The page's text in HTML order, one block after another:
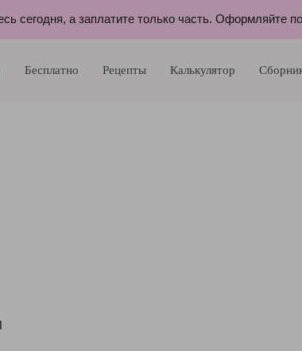
сегодня, а заплатите только часть. Оформляйте
Бесплатно Рецепты Калькулятор